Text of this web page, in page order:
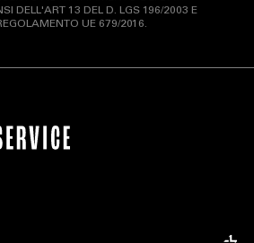
DELL'ART 13 DEL D. LGS 196/2003 E
UE 679/2016.